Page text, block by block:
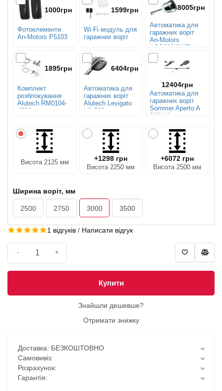
Фотоелементи
An-Motors P5103
1000грн
Wi-Fi модуль для
гаражних воріт
1599грн
Автоматика для
гаражних воріт
An-Motors
ASG600/3KIT-L
8005грн
Комплект
розблокування
Alutech RM0104-
4500
1895грн
Автоматика для
гаражних воріт
Alutech Levigato
LG-500
6404грн
Автоматика для
гаражних воріт
Sommer Aperto A
868 LX
12404грн
Ширина воріт, мм
2500 2750 3000 3500
Висота 2125 мм +1298 грн
Висота 2250 мм
+6072 грн
Висота 2500 мм
1 відгуків / Написати відгук
- +
Купити
Знайшли дешевше?
Отримати знижку
Доставка: БЕЗКОШТОВНО
Самовивіз:
Розрахунок:
Гарантія: